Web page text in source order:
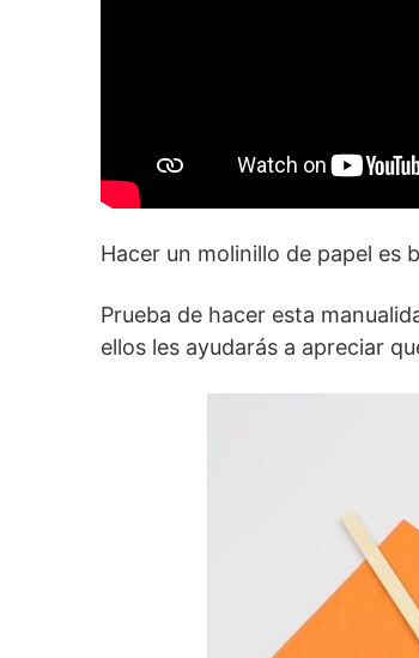
Hacer un molinillo de papel es
Prueba de hacer esta
ellos les ayudarás a apreciar